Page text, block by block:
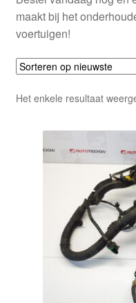
maakt bij het
voertuigen!
Het enkele resultaat